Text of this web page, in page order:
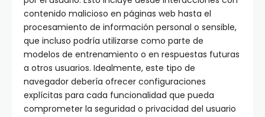
contenido malicioso en páginas web hasta el
procesamiento de información personal o sensible,
que incluso podría utilizarse como parte de
modelos de entrenamiento o en respuestas futuras
a otros usuarios. Idealmente, este tipo de
navegador debería ofrecer configuraciones
explícitas para cada funcionalidad que pueda
comprometer la seguridad o privacidad del usuario